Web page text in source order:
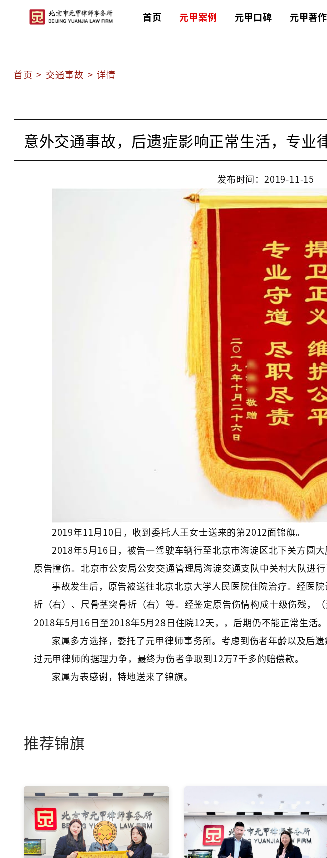
首页 元甲案例 元甲口碑 元甲著作
首页 > 交通事故 > 详情
意外交通事故，后遗症影响正常生活，专业
发布时间：2019-11-15
2019年11月10日，收到委托人王女士送来的第2012面锦旗。
2018年5月16日，被告一驾驶车辆行至北京市海淀区北下关方圆
原告撞伤。北京市公安局公安交通管理局海淀交通支队中关村大队进
事故发生后，原告被送往北京北京大学人民医院住院治疗。经医
折（右）、尺骨茎突骨折（右）等。经鉴定原告伤情构成十级伤残，
2018年5月16日至2018年5月28日住院12天，，后期仍不能正常生活。
家属多方选择，委托了元甲律师事务所。考虑到伤者年龄以及后
过元甲律师的据理力争，最终为伤者争取到12万7千多的赔偿款。
家属为表感谢，特地送来了锦旗。
推荐锦旗